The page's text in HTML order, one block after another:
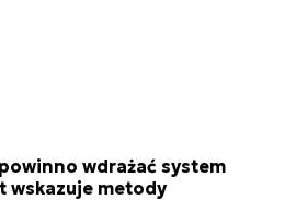
wdrażać system
wskazuje metody